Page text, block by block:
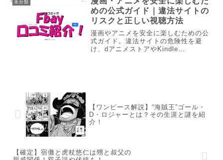
っています。こちらの記事では降板理
由などについてまとめています。
未分類
めの公式ガイド｜違法サイトの
リスクと正しい視聴方法
漫画やアニメを安全に楽しむための公
式ガイド。違法サイトの危険性を避
け、dアニメストアやKindle
【ワンピース解説】“海賊王”ゴール・
D・ロジャーとは？その生涯と謎を紹
介！
【確定】宿儺と虎杖悠仁は甥と叔父の